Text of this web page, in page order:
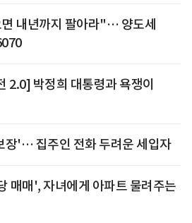
내년까지 팔아라"… 양도세
2.0] 박정희 대통령과 욕쟁이
장'… 집주인 전화 두려운 세입자
매매', 자녀에게 아파트 물려주는